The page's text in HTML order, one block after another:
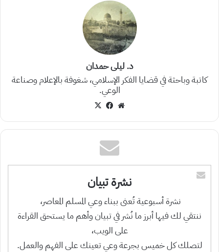
د. ليلى حمدان
كاتبة وباحثة في قضايا الفكر الإسلامي، شغوفة بالإعلام وصناعة
الوعي.
موقع فيسبوك
نشرة تبيان
نشرة أسبوعية تُعنى ببناء وعي المسلم المعاصر،
ننتقي لك فيها أبرز ما نُشر في تبيان وأهم ما يستحق القراءة
على الويب،
لتصلك كل خميس بجرعة وعي تعينك على الفهم والعمل.